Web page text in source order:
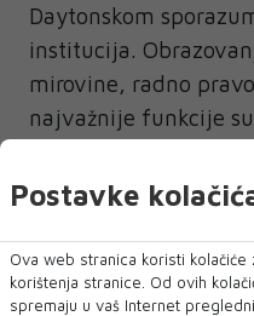
Daytonskom
institucija.
mirovine, radno
najvažnije funkcije
gdje se odlučuje na
ne može donijeti bez
RS-a.
Postavke
Ova web stranica koristi
korištenja stranice. Od ovih
spremaju u vaš Internet